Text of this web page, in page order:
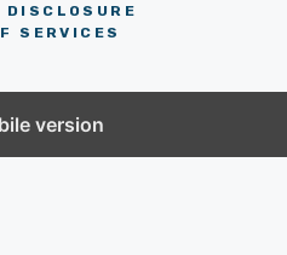
SERVICES
version